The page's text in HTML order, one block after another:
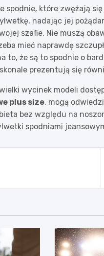
spodnie, które zwężają
nadając jej
szafie. Nie muszą
mieć naprawdę
to, że są to spodnie o
prezentują się
wycinek modeli
plus size, mogą
bez względu na
spodniami